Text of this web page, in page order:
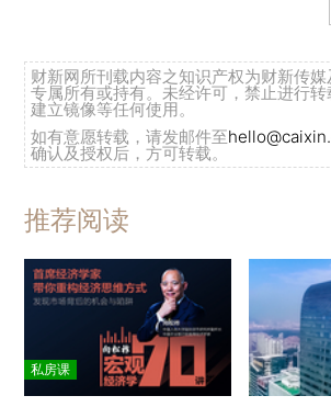
财新网所刊载内容之知识产权为财新传
专属所有或持有。未经许可，禁止进行转
建立镜像等任何使用。
如有意愿转载，请发邮件至
确认及授权后，方可转载。
推荐阅读
私房课